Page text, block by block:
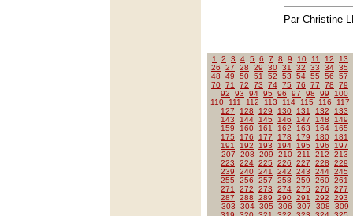
Par Christine
1 2 3 4 5 6 7 8 9 10 11 12
13
26
27 28 29 30 31 32 33 34 35
48
49 50 51 52 53 54 55 56
57
70 71 72 73 74 75 76 77 78
79
92
93 94 95 96 97 98 99
100
110
111 112 113 114 115 116
117
127
128 129 130 131 132
133
143
144 145 146 147 148
149
159
160 161 162 163 164
165
175
176 177 178 179 180
181
191
192 193 194 195 196
197
207
208 209 210 211 212
213
223
224 225 226 227 228
229
239
240 241 242 243 244 245
255
256 257 258 259 260 261
271
272 273 274 275 276
277
287
288 289 290 291 292
293
303
304 305 306 307 308
309